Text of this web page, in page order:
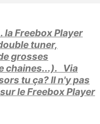
Freebox Player
tuner,
grosses
chaines...). Via
tu ça? Il n'y pas
le Freebox Player